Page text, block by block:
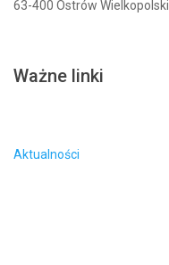
63-400 Ostrów Wielkopolski
Ważne linki
Aktualności